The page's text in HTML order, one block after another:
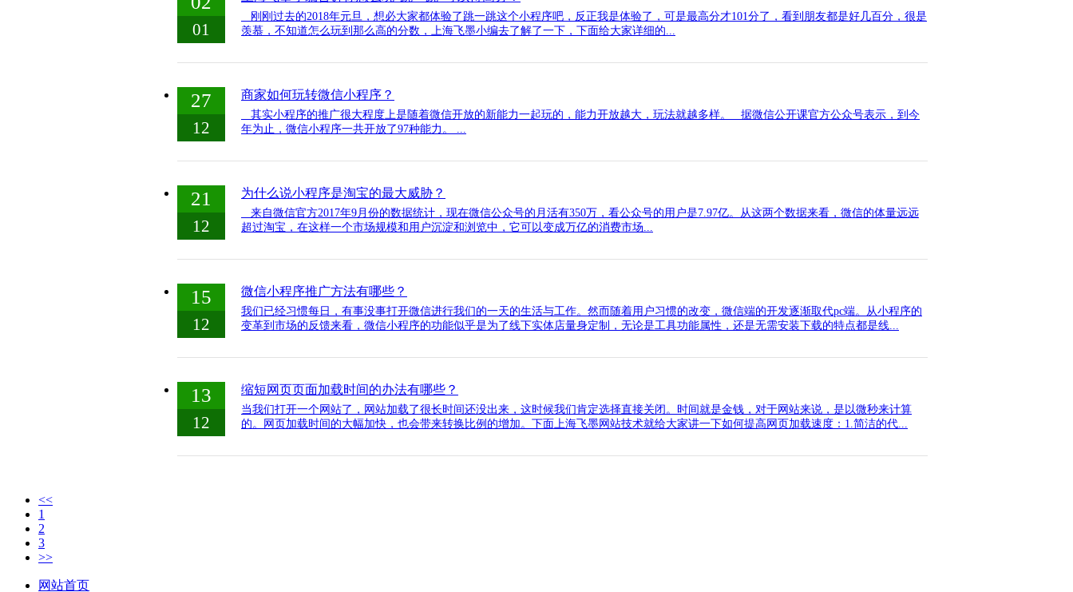
01
刚刚过去的2018年元旦，想必大家都体验了跳一跳这个小程序吧，反正我是体验了，可是最高分才101分了，看到朋友都是好几百分，很是
羡慕，不知道怎么玩到那么高的分数，上海飞墨小编去了解了一下，下面给大家详细的...
27
12
商家如何玩转微信小程序？
其实小程序的推广很大程度上是随着微信开放的新能力一起玩的，能力开放越大，玩法就越多样。 据微信公开课官方公众号表示，到今
年为止，微信小程序一共开放了97种能力。 ...
21
12
为什么说小程序是淘宝的最大威胁？
来自微信官方2017年9月份的数据统计，现在微信公众号的月活有350万，看公众号的用户是7.97亿。从这两个数据来看，微信的体量远远
超过淘宝，在这样一个市场规模和用户沉淀和浏览中，它可以变成万亿的消费市场...
15
12
微信小程序推广方法有哪些？
我们已经习惯每日，有事没事打开微信进行我们的一天的生活与工作。然而随着用户习惯的改变，微信端的开发逐渐取代pc端。从小程序的
变革到市场的反馈来看，微信小程序的功能似乎是为了线下实体店量身定制，无论是工具功能属性，还是无需安装下载的特点都是线...
13
12
缩短网页页面加载时间的办法有哪些？
当我们打开一个网站了，网站加载了很长时间还没出来，这时候我们肯定选择直接关闭。时间就是金钱，对于网站来说，是以微秒来计算
的。网页加载时间的大幅加快，也会带来转换比例的增加。下面上海飞墨网站技术就给大家讲一下如何提高网页加载速度：1.简洁的代...
<<
1
2
3
>>
网站首页